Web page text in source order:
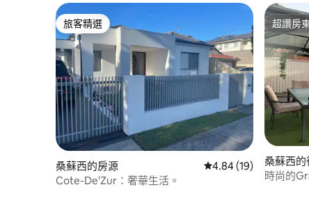
旅客精選
旅客精選
桑蘇西的房源 從 19 則評價中獲得
4.84 (19)
Cote-De'Zur：奢華生活。
超讚房
超讚房
桑蘇西的
時尚的